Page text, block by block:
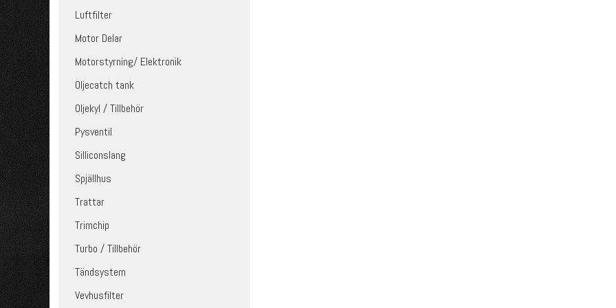
Luftfilter
Motor Delar
Motorstyrning/ Elektronik
Oljecatch tank
Oljekyl / Tillbehör
Pysventil
Silliconslang
Spjällhus
Trattar
Trimchip
Turbo / Tillbehör
Tändsystem
Vevhusfilter